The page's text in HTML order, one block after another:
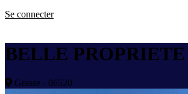
Se connecter
BELLE
Grasse - 06520